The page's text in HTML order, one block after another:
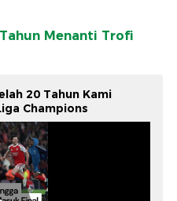
Menanti Trofi
20 Tahun Kami
Champions